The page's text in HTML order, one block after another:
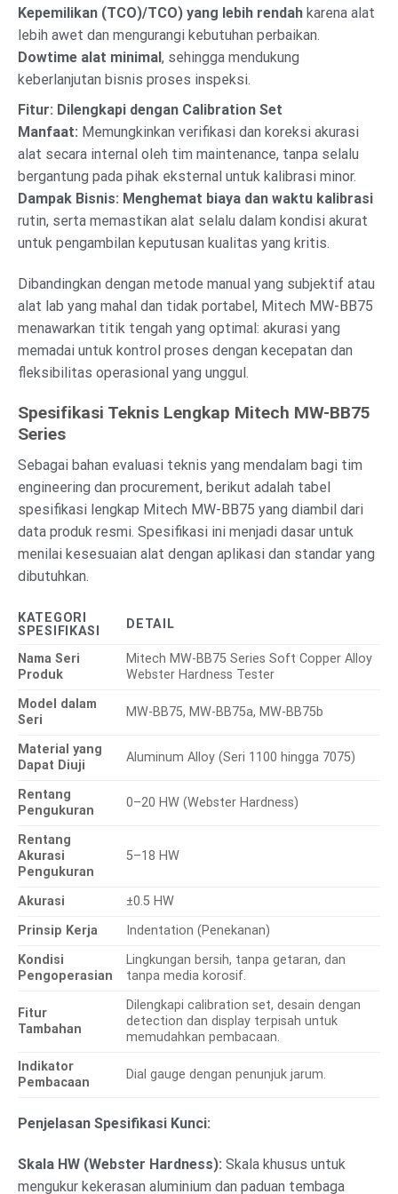
Kepemilikan (TCO)/TCO) yang lebih rendah karena alat
lebih awet dan mengurangi kebutuhan perbaikan.
Dowtime alat minimal, sehingga mendukung
keberlanjutan bisnis proses inspeksi.
Fitur: Dilengkapi dengan Calibration Set
Manfaat: Memungkinkan verifikasi dan koreksi akurasi
alat secara internal oleh tim maintenance, tanpa selalu
bergantung pada pihak eksternal untuk kalibrasi minor.
Dampak Bisnis: Menghemat biaya dan waktu kalibrasi
rutin, serta memastikan alat selalu dalam kondisi akurat
untuk pengambilan keputusan kualitas yang kritis.
Dibandingkan dengan metode manual yang subjektif atau
alat lab yang mahal dan tidak portabel, Mitech MW-BB75
menawarkan titik tengah yang optimal: akurasi yang
memadai untuk kontrol proses dengan kecepatan dan
fleksibilitas operasional yang unggul.
Spesifikasi Teknis Lengkap Mitech MW-BB75
Series
Sebagai bahan evaluasi teknis yang mendalam bagi tim
engineering dan procurement, berikut adalah tabel
spesifikasi lengkap Mitech MW-BB75 yang diambil dari
data produk resmi. Spesifikasi ini menjadi dasar untuk
menilai kesesuaian alat dengan aplikasi dan standar yang
dibutuhkan.
KATEGORI
SPESIFIKASI
DETAIL
Nama Seri
Produk
Mitech MW-BB75 Series Soft Copper Alloy
Webster Hardness Tester
Model dalam
Seri
MW-BB75, MW-BB75a, MW-BB75b
Material yang
Dapat Diuji
Aluminum Alloy (Seri 1100 hingga 7075)
Rentang
Pengukuran
0–20 HW (Webster Hardness)
Rentang
Akurasi
Pengukuran
5–18 HW
Akurasi
±0.5 HW
Prinsip Kerja
Indentation (Penekanan)
Kondisi
Pengoperasian
Lingkungan bersih, tanpa getaran, dan
tanpa media korosif.
Fitur
Tambahan
Dilengkapi calibration set, desain dengan
detection dan display terpisah untuk
memudahkan pembacaan.
Indikator
Pembacaan
Dial gauge dengan penunjuk jarum.
Penjelasan Spesifikasi Kunci:
Skala HW (Webster Hardness): Skala khusus untuk
mengukur kekerasan aluminium dan paduan tembaga